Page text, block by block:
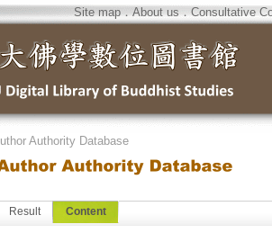
Site map．About us．Consultative
Authority Database
Result Content